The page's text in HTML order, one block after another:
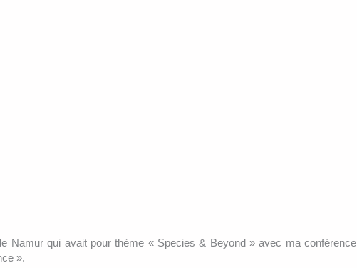
Namur qui avait pour thème « Species & Beyond » avec ma conférence
».